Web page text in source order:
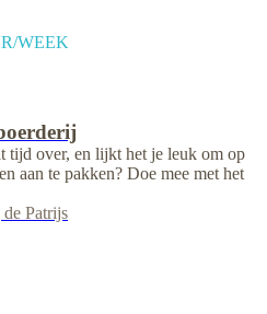
WEEK
tijd over, en lijkt het je leuk om op
aan te pakken? Doe mee met het
Patrijs